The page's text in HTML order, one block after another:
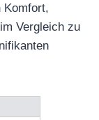
Komfort,
Vergleich zu